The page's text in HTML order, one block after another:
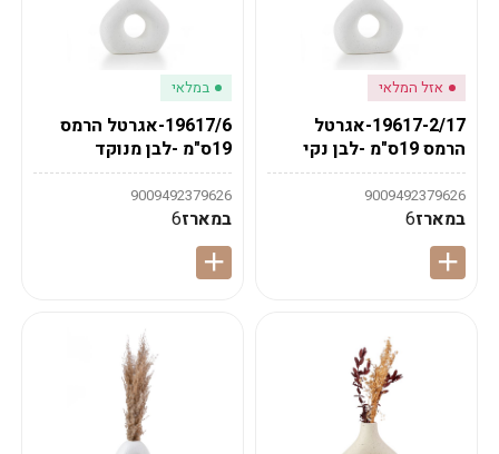
אזל המלאי
19617-2/17-אגרטל
הרמס 19ס"מ -לבן נקי
9009492379626
במארז6
במלאי
19617/6-אגרטל הרמס
19ס"מ -לבן מנוקד
9009492379626
במארז6